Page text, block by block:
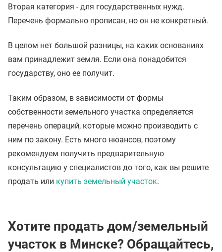
Вторая категория - для государственных нужд.
Перечень формально прописан, но он не конкретный.
В целом нет большой разницы, на каких основаниях
вам принадлежит земля. Если она понадобится
государству, оно ее получит.
Таким образом, в зависимости от формы
собственности земельного участка определяется
перечень операций, которые можно производить с
ним по закону. Есть много нюансов, поэтому
рекомендуем получить предварительную
консультацию у специалистов до того, как вы решите
продать или купить земельный участок.
Хотите продать дом/земельный
участок в Минске? Обращайтесь,